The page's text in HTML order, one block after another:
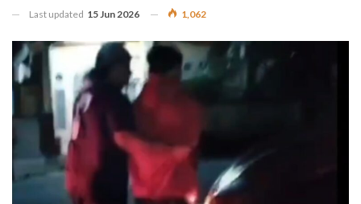
Last updated 15 Jun 2026 1,062